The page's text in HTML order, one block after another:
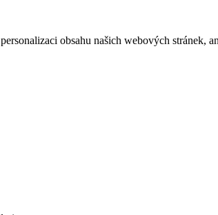
obsahu našich webových stránek,